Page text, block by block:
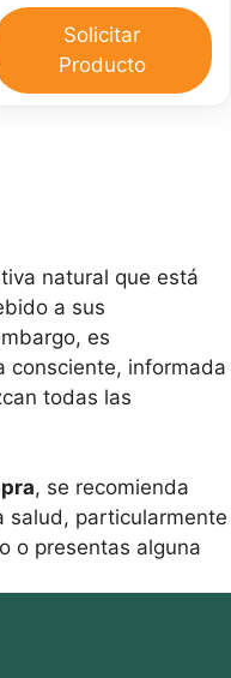
$25,000.$15,000.
Solicitar
Producto
natural que está
a sus
es
consciente, informada
todas las
, se recomienda
salud, particularmente
o presentas alguna